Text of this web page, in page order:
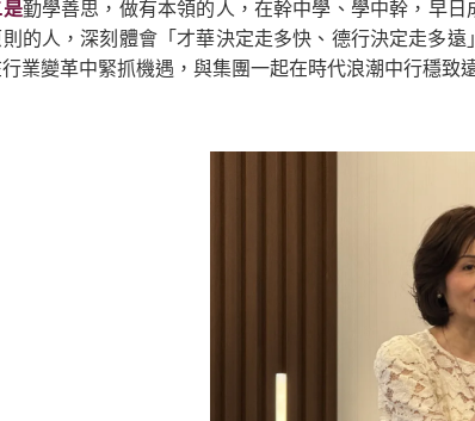
是勤學善思，做有本領的人，在幹中學、學中幹，早日
的人，深刻體會「才華決定走多快、德行決定走多遠
業變革中緊抓機遇，與集團一起在時代浪潮中行穩致